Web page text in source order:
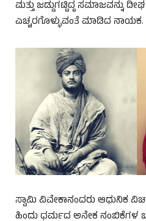
ಮತ್ತು ಜಡ್ಡುಗಟ್ಟಿದ್ದ ಸಮಾಜವನ್ನು
ಎಚ್ಚರಗೊಳ್ಳುವಂತೆ ಮಾಡಿದ ನಾಯಕ.
ಸ್ವಾಮಿ ವಿವೇಕಾನಂದರು ಆಧುನಿಕ
ಹಿಂದು ಧರ್ಮದ ಅನೇಕ ನಂಬಿಕೆಗಳ